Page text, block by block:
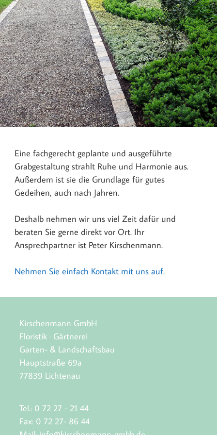
Eine fachgerecht geplante und ausgeführte
Grabgestaltung strahlt Ruhe und Harmonie aus.
Außerdem ist sie die Grundlage für gutes
Gedeihen, auch nach Jahren.
Deshalb nehmen wir uns viel Zeit dafür und
beraten Sie gerne direkt vor Ort. Ihr
Ansprechpartner ist Peter Kirschenmann.
Nehmen Sie einfach Kontakt mit uns auf.
Kirschenmann GmbH
Floristik · Gärtnerei
Garten- & Landschaftsbau
Hauptstraße 69a
77839 Lichtenau
Tel.: 0 72 27 - 21 44
Fax: 0 72 27- 86 44